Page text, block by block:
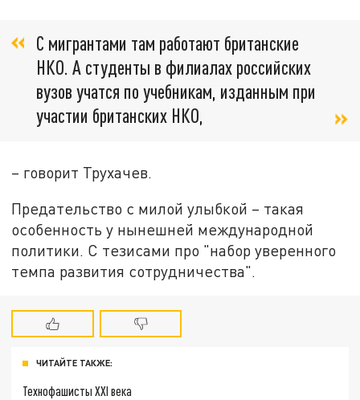
С мигрантами там работают британские
НКО. А студенты в филиалах российских
вузов учатся по учебникам, изданным при
участии британских НКО,
– говорит Трухачев.
Предательство с милой улыбкой – такая
особенность у нынешней международной
политики. С тезисами про "набор уверенного
темпа развития сотрудничества".
ЧИТАЙТЕ ТАКЖЕ:
Технофашисты XXI века